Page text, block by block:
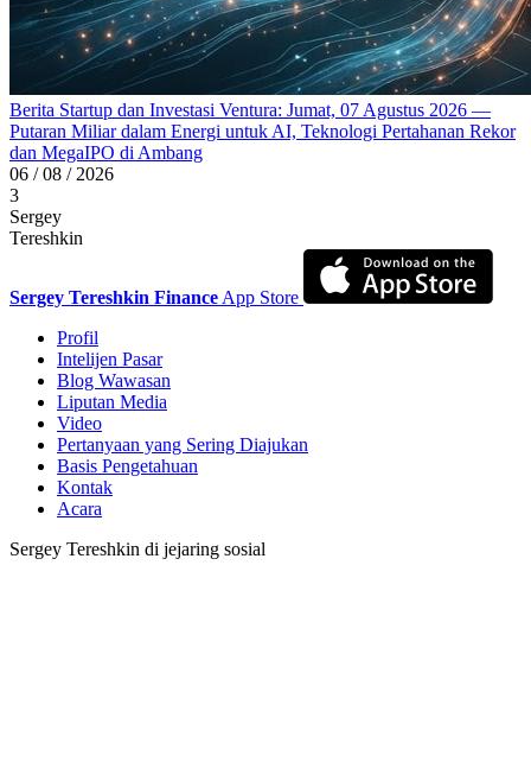
Berita Startup dan Investasi Ventura: Jumat, 07 Agustus 2026 —
Putaran Miliar dalam Energi untuk AI, Teknologi Pertahanan Rekor
dan MegaIPO di Ambang
06 / 08 / 2026
3
Sergey
Tereshkin
Sergey Tereshkin FinanceApp Store
Profil
Intelijen Pasar
Blog Wawasan
Liputan Media
Video
Pertanyaan yang Sering Diajukan
Basis Pengetahuan
Kontak
Acara
Sergey Tereshkin di jejaring sosial